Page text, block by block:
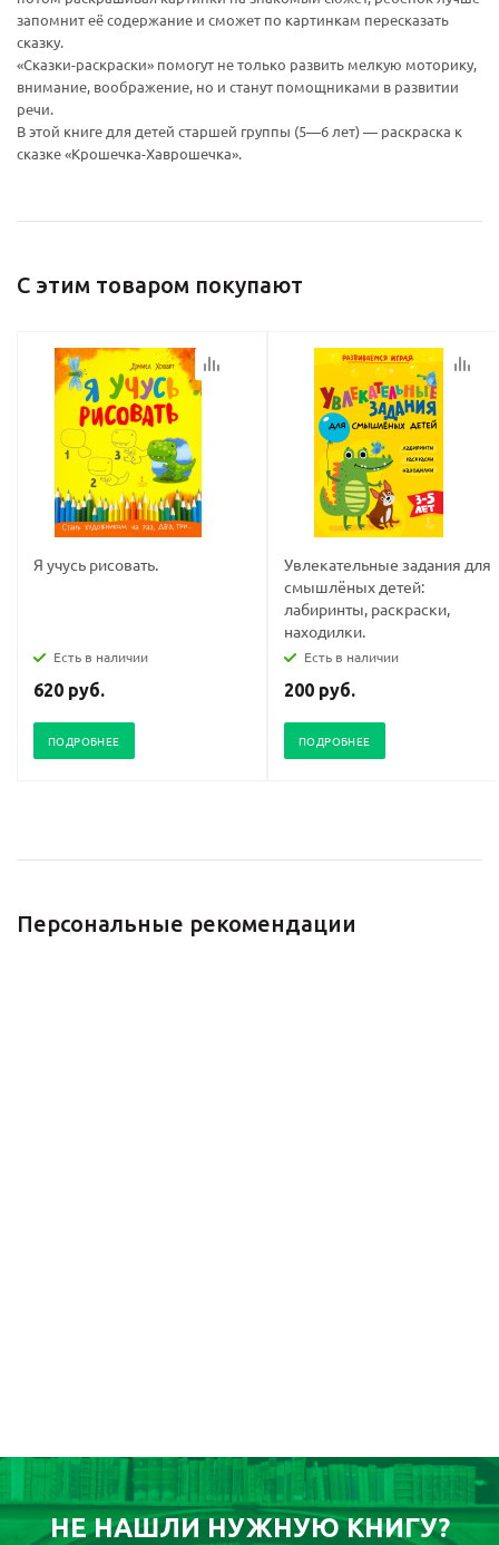
запомнит её содержание и сможет по картинкам пересказать
сказку.
«Сказки-раскраски» помогут не только развить мелкую моторику,
внимание, воображение, но и станут помощниками в развитии
речи.
В этой книге для детей старшей группы (5—6 лет) — раскраска к
сказке «Крошечка-Хаврошечка».
С этим товаром покупают
Я учусь рисовать.
Есть в наличии
620 руб.
ПОДРОБНЕЕ
Увлекательные задания для
смышлёных детей:
лабиринты, раскраски,
находилки.
Есть в наличии
200 руб.
ПОДРОБНЕЕ
Персональные рекомендации
НЕ НАШЛИ НУЖНУЮ КНИГУ?
Ваш E-mail:
Ваш E-mail: